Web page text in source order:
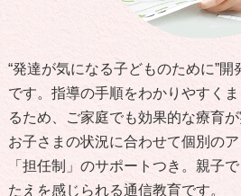
“発達が気になる子どものために”
です。指導の手順をわかりやすく
るため、ご家庭でも効果的な療育が
お子さまの状況に合わせて個別の
「担任制」のサポートつき。親子
たえを感じられる通信教育です。